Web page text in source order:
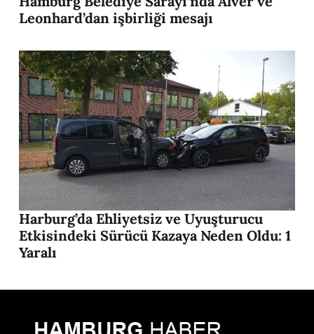
Leonhard’dan işbirliği mesajı
Harburg’da Ehliyetsiz ve Uyuşturucu
Etkisindeki Sürücü Kazaya Neden Oldu: 1
Yaralı